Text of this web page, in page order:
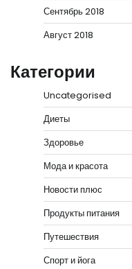
Сентябрь 2018
Август 2018
Категории
Uncategorised
Диеты
Здоровье
Мода и красота
Новости плюс
Продукты питания
Путешествия
Спорт и йога